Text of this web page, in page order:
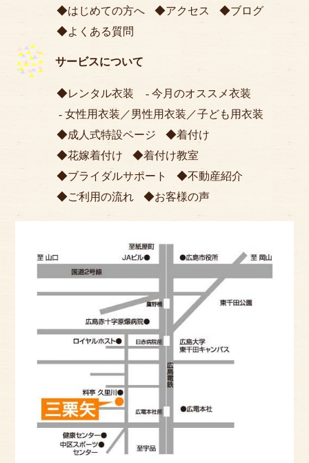
はじめての方へ アクセス
ブログ
よくある質問
サービスについて
レンタル衣装
今月のオススメ衣装
女性用衣装 ／男性用衣装 ／子ども用衣装
成人式特設ページ
着付け
花嫁着付け
着付け教室
ブライダルサポート
不動産紹介
ご利用の流れ
お客様の声